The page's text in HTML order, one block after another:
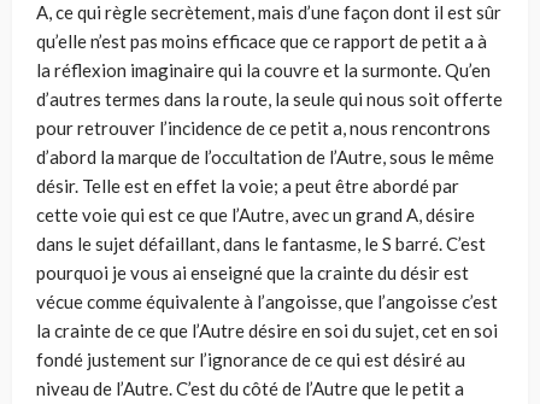
A, ce qui règle secrètement, mais d’une façon dont il est sûr
qu’elle n’est pas moins efficace que ce rapport de petit a à
la réflexion imaginaire qui la couvre et la surmonte. Qu’en
d’autres termes dans la route, la seule qui nous soit offerte
pour retrouver l’incidence de ce petit a, nous rencontrons
d’abord la marque de l’occultation de l’Autre, sous le même
désir. Telle est en effet la voie; a peut être abordé par
cette voie qui est ce que l’Autre, avec un grand A, désire
dans le sujet défaillant, dans le fantasme, le S barré. C’est
pourquoi je vous ai enseigné que la crainte du désir est
vécue comme équivalente à l’angoisse, que l’angoisse c’est
la crainte de ce que l’Autre désire en soi du sujet, cet en soi
fondé justement sur l’ignorance de ce qui est désiré au
niveau de l’Autre. C’est du côté de l’Autre que le petit a